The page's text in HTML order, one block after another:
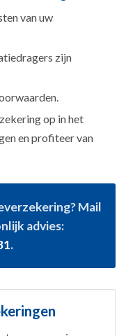
van uw
zijn
op in het
en profiteer van
Mail
advies:
.